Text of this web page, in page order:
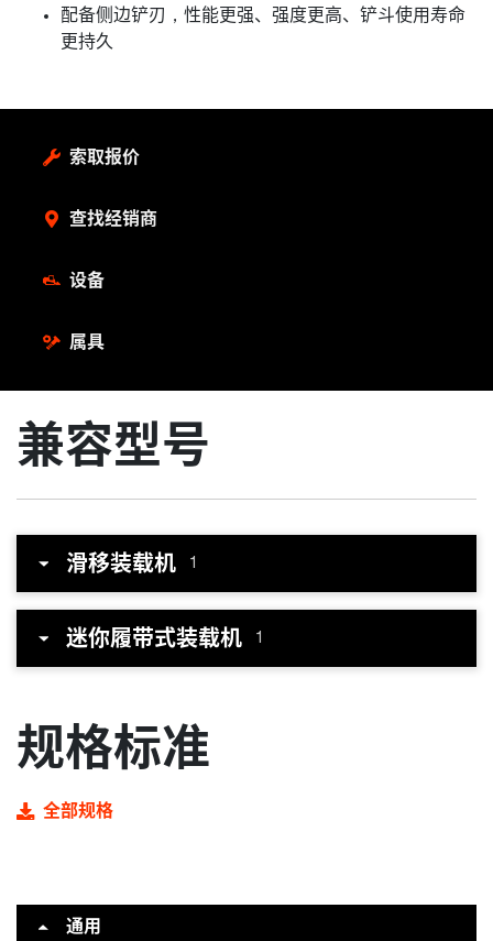
配备侧边铲刃，性能更强、强度更高、铲斗使用寿命
更持久
索取报价
查找经销商
设备
属具
兼容型号
滑移装载机 1
迷你履带式装载机 1
规格标准
全部规格
通用